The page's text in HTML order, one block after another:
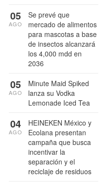
Se prevé que
mercado de alimentos
para mascotas a base
de insectos alcanzará
los 4,000 mdd en
2036
05
AGO
Minute Maid Spiked
lanza su Vodka
Lemonade Iced Tea
05
AGO
HEINEKEN México y
Ecolana presentan
campaña que busca
incentivar la
separación y el
reciclaje de residuos
04
AGO